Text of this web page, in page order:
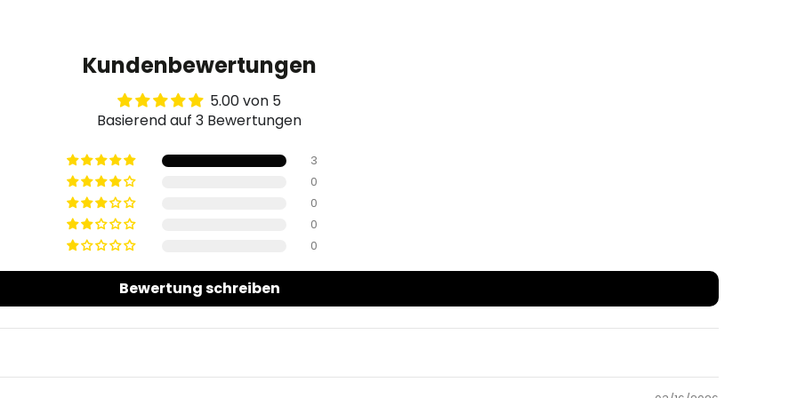
Kundenbewertungen
5.00 von 5
Basierend auf 3 Bewertungen
3
0
0
0
0
Bewertung schreiben